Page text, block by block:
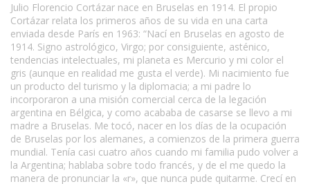
Julio Florencio Cortázar nace en Bruselas en 1914. El propio
Cortázar relata los primeros años de su vida en una carta
enviada desde París en 1963: “Nací en Bruselas en agosto de
1914. Signo astrológico, Virgo; por consiguiente, asténico,
tendencias intelectuales, mi planeta es Mercurio y mi color el
gris (aunque en realidad me gusta el verde). Mi nacimiento fue
un producto del turismo y la diplomacia; a mi padre lo
incorporaron a una misión comercial cerca de la legación
argentina en Bélgica, y como acababa de casarse se llevo a mi
madre a Bruselas. Me tocó, nacer en los días de la ocupación
de Bruselas por los alemanes, a comienzos de la primera guerra
mundial. Tenía casi cuatro años cuando mi familia pudo volver a
la Argentina; hablaba sobre todo francés, y de el me quedo la
manera de pronunciar la «r», que nunca pude quitarme. Crecí en